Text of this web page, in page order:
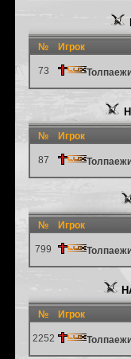
№ Игрок
73
№ Игрок
87
№ Игрок
799
№ Игрок
2252